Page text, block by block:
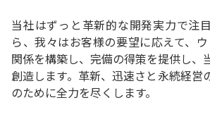
当社はずっと革新的な開発実力で注
ら、我々はお客様の要望に応えて、
関係を構築し、完備の得策を提供し、
創造します。革新、迅速さと永続経営
のために全力を尽くします。